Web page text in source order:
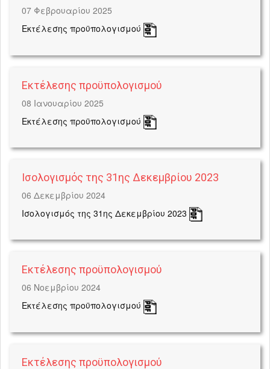
07 Φεβρουαρίου 2025
Εκτέλεσης προϋπολογισμού
Εκτέλεσης προϋπολογισμού
08 Ιανουαρίου 2025
Εκτέλεσης προϋπολογισμού
Ισολογισμός της 31ης Δεκεμβρίου 2023
06 Δεκεμβρίου 2024
Ισολογισμός της 31ης Δεκεμβρίου 2023
Εκτέλεσης προϋπολογισμού
06 Νοεμβρίου 2024
Εκτέλεσης προϋπολογισμού
Εκτέλεσης προϋπολογισμού